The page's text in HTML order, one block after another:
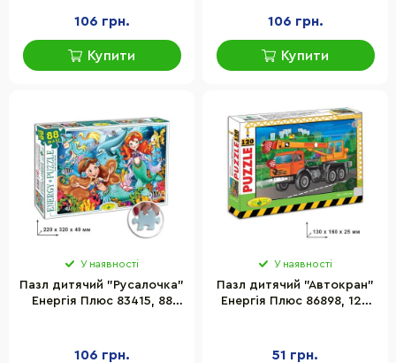
106 грн.
Купити
106 грн.
Купити
У наявності
Пазл дитячий "Русалочка"
Енергія Плюс 83415, 88
106 грн.
У наявності
Пазл дитячий "Автокран"
Енергія Плюс 86898, 120
51 грн.